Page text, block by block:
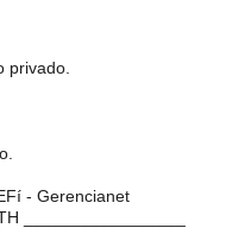
privado.
- Gerencianet
_________________